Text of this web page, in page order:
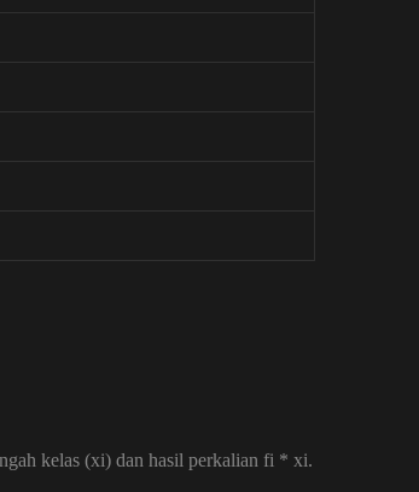
kelas (xi) dan hasil perkalian fi * xi.